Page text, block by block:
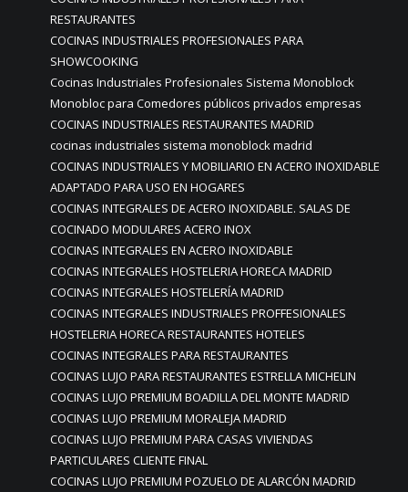
RESTAURANTES
COCINAS INDUSTRIALES PROFESIONALES PARA
SHOWCOOKING
Cocinas Industriales Profesionales Sistema Monoblock
Monobloc para Comedores públicos privados empresas
COCINAS INDUSTRIALES RESTAURANTES MADRID
cocinas industriales sistema monoblock madrid
COCINAS INDUSTRIALES Y MOBILIARIO EN ACERO INOXIDABLE
ADAPTADO PARA USO EN HOGARES
COCINAS INTEGRALES DE ACERO INOXIDABLE. SALAS DE
COCINADO MODULARES ACERO INOX
COCINAS INTEGRALES EN ACERO INOXIDABLE
COCINAS INTEGRALES HOSTELERIA HORECA MADRID
COCINAS INTEGRALES HOSTELERÍA MADRID
COCINAS INTEGRALES INDUSTRIALES PROFFESIONALES
HOSTELERIA HORECA RESTAURANTES HOTELES
COCINAS INTEGRALES PARA RESTAURANTES
COCINAS LUJO PARA RESTAURANTES ESTRELLA MICHELIN
COCINAS LUJO PREMIUM BOADILLA DEL MONTE MADRID
COCINAS LUJO PREMIUM MORALEJA MADRID
COCINAS LUJO PREMIUM PARA CASAS VIVIENDAS
PARTICULARES CLIENTE FINAL
COCINAS LUJO PREMIUM POZUELO DE ALARCÓN MADRID